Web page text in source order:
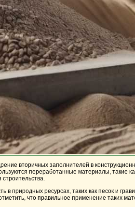
вторичных заполнителей в
переработанные материалы, такие
природных ресурсах, таких как песок и
что правильное применение таких